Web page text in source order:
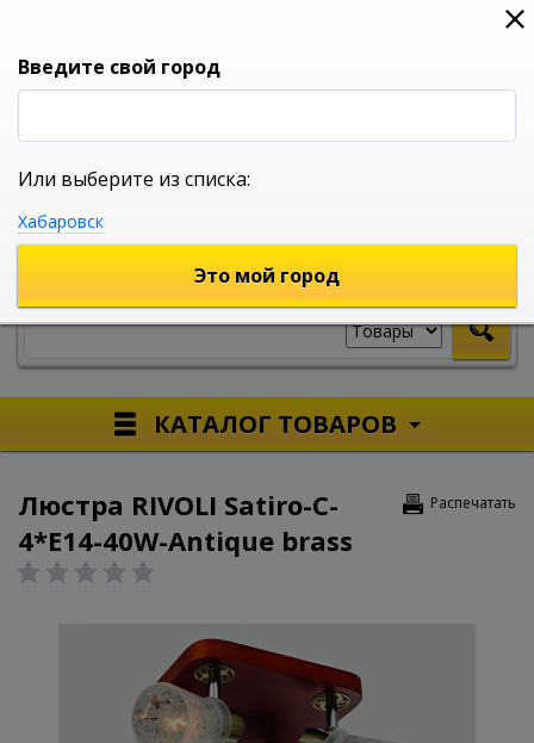
0
УНИВЕРСАЛЬНЫЙ ИНТЕРНЕТ МАГАЗИН
КАТАЛОГ ТОВАРОВ
Распечатать
Люстра RIVOLI Satiro-C-
4*E14-40W-Antique brass
Введите свой город
Или выберите из списка:
Хабаровск
Это мой город